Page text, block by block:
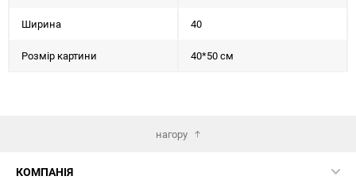
Ширина 40
Розмір картини 40*50 см
нагору
КОМПАНІЯ